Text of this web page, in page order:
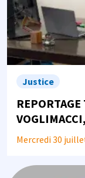
Justice
D'ASSISES
BASSE-
Mercredi 30
Image